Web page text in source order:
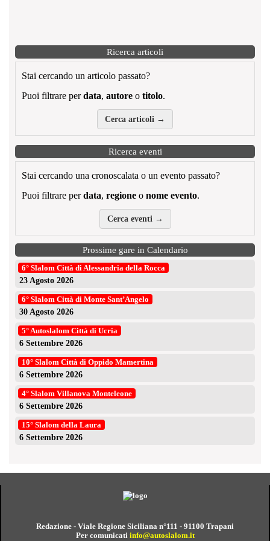
Ricerca articoli
Stai cercando un articolo passato?
Puoi filtrare perdata, autore o titolo.
Cerca articoli →
Ricerca eventi
Stai cercando una cronoscalata o un evento passato?
Puoi filtrare perdata, regione o nome evento.
Cerca eventi →
Prossime gare in Calendario
6° Slalom Città di Alessandria della Rocca
23 Agosto 2026
6° Slalom Città di Monte Sant’Angelo
30 Agosto 2026
5° Autoslalom Città di Ucria
6 Settembre 2026
10° Slalom Città di Oppido Mamertina
6 Settembre 2026
4° Slalom Villanova Monteleone
6 Settembre 2026
15° Slalom della Laura
6 Settembre 2026
Redazione - Viale Regione Siciliana n°111 - 91100 Trapani
Per comunicati info@autoslalom.it